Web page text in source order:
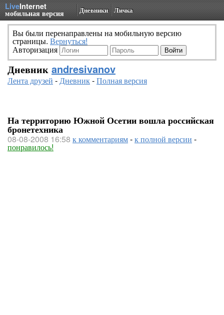
LiveInternet
мобильная версия Дневники Личка
Вы были перенаправлены на мобильную версию
страницы. Вернуться!
Авторизация
Дневник andresivanov
Лента друзей -Дневник-Полная версия
На территорию Южной Осетии вошла российская
бронетехника
08-08-2008 16:58 к комментариям-к полной версии -
понравилось!